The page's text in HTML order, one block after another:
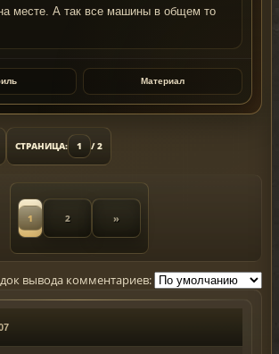
месте. А так все машины в общем то
Материал
СТРАНИЦА: 1 / 2
1 2 »
вывода комментариев: